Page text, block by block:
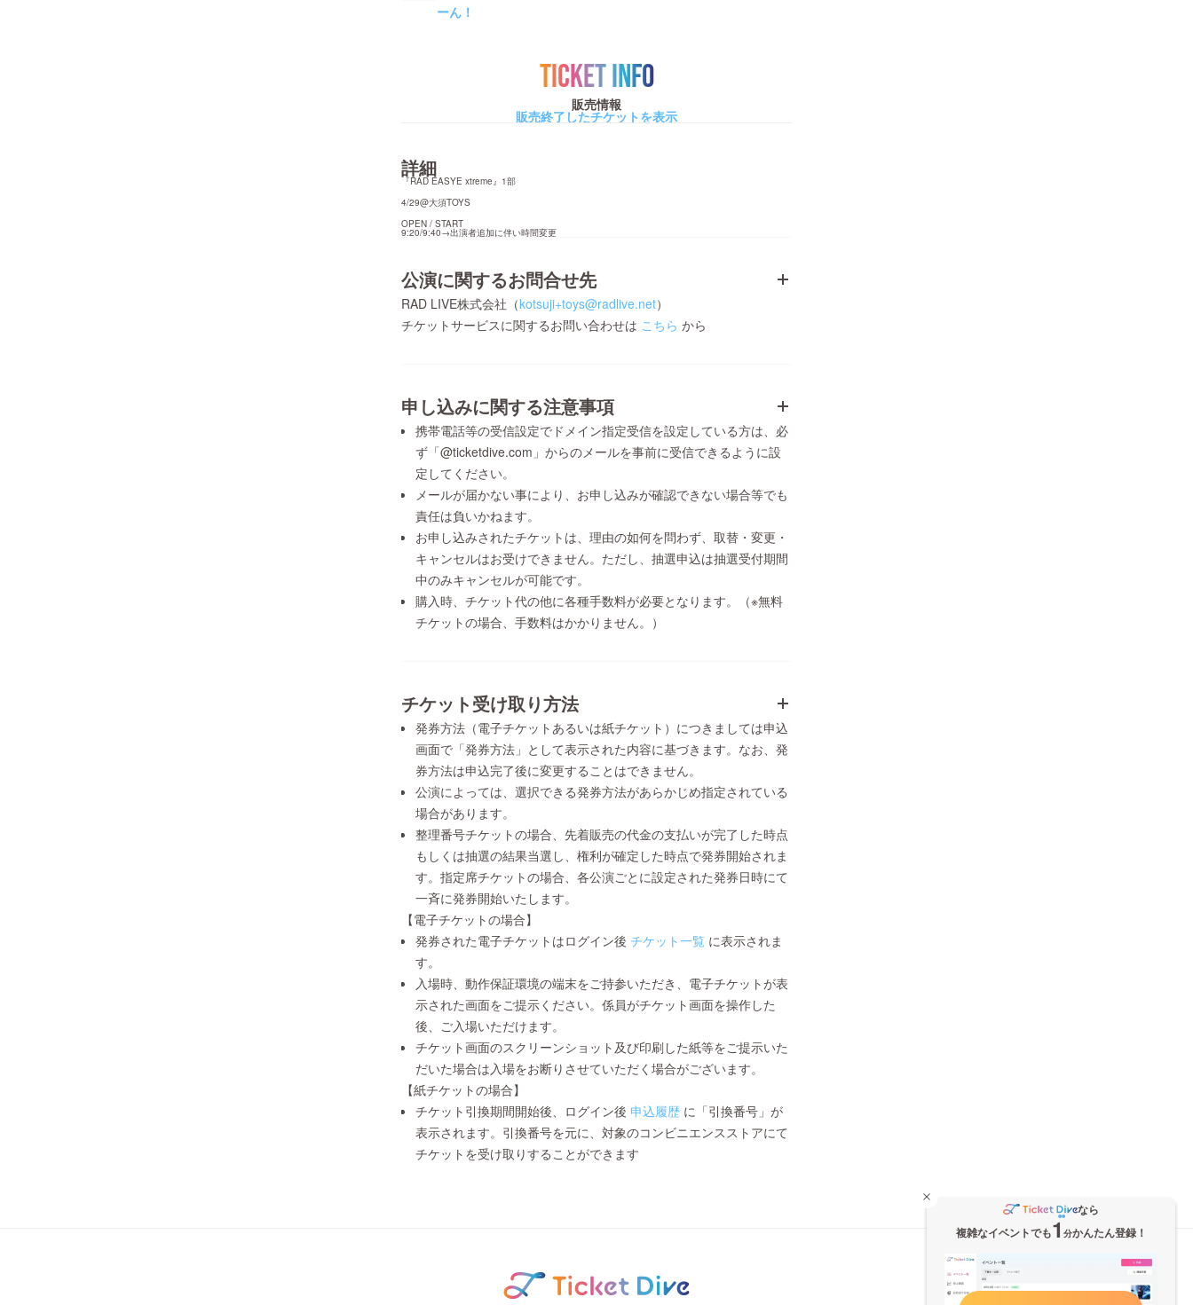
ーん！
TICKET INFO
販売情報
販売終了したチケットを表示
詳細
『RAD EASYE xtreme』1部
4/29@大須TOYS
OPEN / START
9:20/9:40→出演者追加に伴い時間変更
公演に関するお問合せ先
RAD LIVE株式会社（kotsuji+toys@radlive.net）
チケットサービスに関するお問い合わせは こちら から
申し込みに関する注意事項
携帯電話等の受信設定でドメイン指定受信を設定している方は、必
ず「@ticketdive.com」からのメールを事前に受信できるように設
定してください。
メールが届かない事により、お申し込みが確認できない場合等でも
責任は負いかねます。
お申し込みされたチケットは、理由の如何を問わず、取替・変更・
キャンセルはお受けできません。ただし、抽選申込は抽選受付期間
中のみキャンセルが可能です。
購入時、チケット代の他に各種手数料が必要となります。（※無料
チケットの場合、手数料はかかりません。）
チケット受け取り方法
発券方法（電子チケットあるいは紙チケット）につきましては申込
画面で「発券方法」として表示された内容に基づきます。なお、発
券方法は申込完了後に変更することはできません。
公演によっては、選択できる発券方法があらかじめ指定されている
場合があります。
整理番号チケットの場合、先着販売の代金の支払いが完了した時点
もしくは抽選の結果当選し、権利が確定した時点で発券開始されま
す。指定席チケットの場合、各公演ごとに設定された発券日時にて
一斉に発券開始いたします。
【電子チケットの場合】
発券された電子チケットはログイン後 チケット一覧 に表示されま
す。
入場時、動作保証環境の端末をご持参いただき、電子チケットが表
示された画面をご提示ください。係員がチケット画面を操作した
後、ご入場いただけます。
チケット画面のスクリーンショット及び印刷した紙等をご提示いた
だいた場合は入場をお断りさせていただく場合がございます。
【紙チケットの場合】
チケット引換期間開始後、ログイン後 申込履歴 に「引換番号」が
表示されます。引換番号を元に、対象のコンビニエンスストアにて
チケットを受け取りすることができます
なら
複雑なイベントでも1 分かんたん登録！